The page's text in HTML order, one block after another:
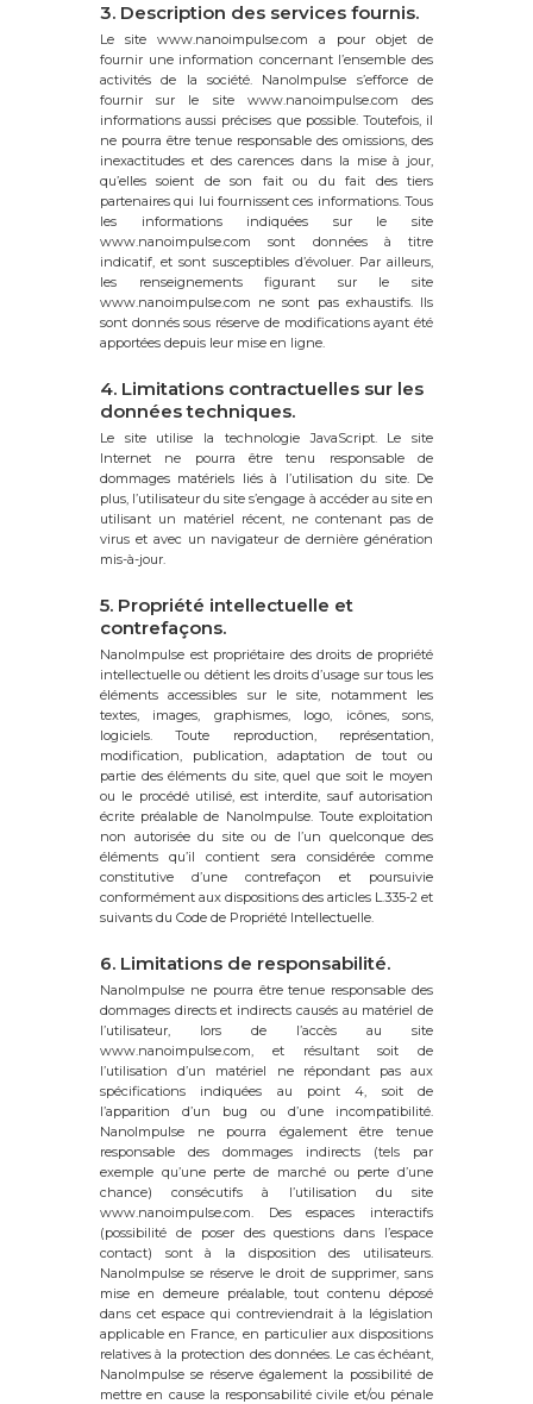
3. Description des services fournis.
Le site www.nanoimpulse.com a pour objet de
fournir une information concernant l’ensemble des
activités de la société. NanoImpulse s’efforce de
fournir sur le site www.nanoimpulse.com des
informations aussi précises que possible. Toutefois, il
ne pourra être tenue responsable des omissions, des
inexactitudes et des carences dans la mise à jour,
qu’elles soient de son fait ou du fait des tiers
partenaires qui lui fournissent ces informations. Tous
les informations indiquées sur le site
www.nanoimpulse.com sont données à titre
indicatif, et sont susceptibles d’évoluer. Par ailleurs,
les renseignements figurant sur le site
www.nanoimpulse.com ne sont pas exhaustifs. Ils
sont donnés sous réserve de modifications ayant été
apportées depuis leur mise en ligne.
4. Limitations contractuelles sur les
données techniques.
Le site utilise la technologie JavaScript. Le site
Internet ne pourra être tenu responsable de
dommages matériels liés à l’utilisation du site. De
plus, l’utilisateur du site s’engage à accéder au site en
utilisant un matériel récent, ne contenant pas de
virus et avec un navigateur de dernière génération
mis-à-jour.
5. Propriété intellectuelle et
contrefaçons.
NanoImpulse est propriétaire des droits de propriété
intellectuelle ou détient les droits d’usage sur tous les
éléments accessibles sur le site, notamment les
textes, images, graphismes, logo, icônes, sons,
logiciels. Toute reproduction, représentation,
modification, publication, adaptation de tout ou
partie des éléments du site, quel que soit le moyen
ou le procédé utilisé, est interdite, sauf autorisation
écrite préalable de NanoImpulse. Toute exploitation
non autorisée du site ou de l’un quelconque des
éléments qu’il contient sera considérée comme
constitutive d’une contrefaçon et poursuivie
conformément aux dispositions des articles L.335-2 et
suivants du Code de Propriété Intellectuelle.
6. Limitations de responsabilité.
NanoImpulse ne pourra être tenue responsable des
dommages directs et indirects causés au matériel de
l’utilisateur, lors de l’accès au site
www.nanoimpulse.com, et résultant soit de
l’utilisation d’un matériel ne répondant pas aux
spécifications indiquées au point 4, soit de
l’apparition d’un bug ou d’une incompatibilité.
NanoImpulse ne pourra également être tenue
responsable des dommages indirects (tels par
exemple qu’une perte de marché ou perte d’une
chance) consécutifs à l’utilisation du site
www.nanoimpulse.com. Des espaces interactifs
(possibilité de poser des questions dans l’espace
contact) sont à la disposition des utilisateurs.
NanoImpulse se réserve le droit de supprimer, sans
mise en demeure préalable, tout contenu déposé
dans cet espace qui contreviendrait à la législation
applicable en France, en particulier aux dispositions
relatives à la protection des données. Le cas échéant,
NanoImpulse se réserve également la possibilité de
mettre en cause la responsabilité civile et/ou pénale